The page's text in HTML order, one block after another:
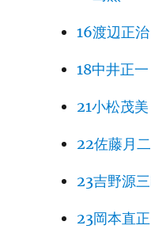
16渡辺正治
18中井正一
21小松茂美
22佐藤月二
23吉野源
23岡本直正